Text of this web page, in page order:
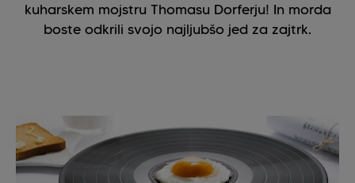
kuharskem mojstru Thomasu Dorferju! In morda
boste odkrili svojo najljubšo jed za zajtrk.